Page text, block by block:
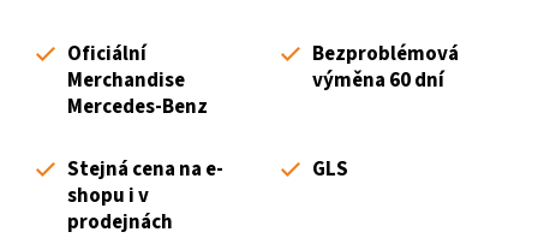
Oficiální
Merchandise
Mercedes-Benz
Bezproblémová
výměna 60 dní
Stejná cena na e-
shopu i v
prodejnách
GLS